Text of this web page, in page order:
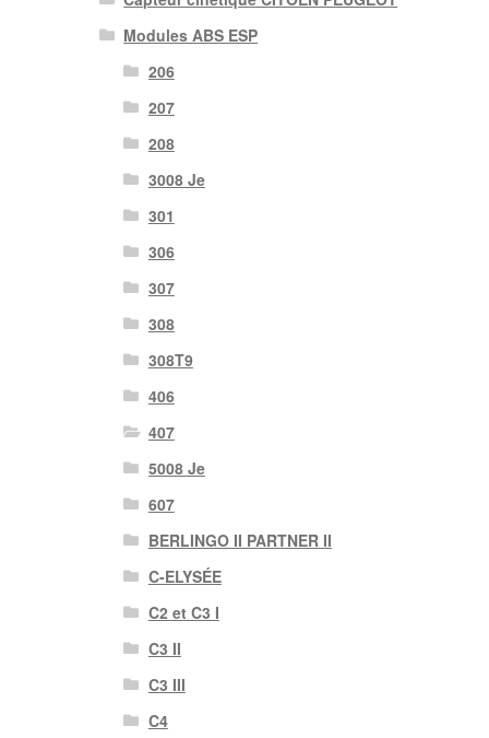
Modules ABS ESP
206
207
208
3008 Je
301
306
307
308
308T9
406
407
5008 Je
607
BERLINGO II PARTNER II
C-ELYSÉE
C2 et C3 I
C3 II
C3 III
C4